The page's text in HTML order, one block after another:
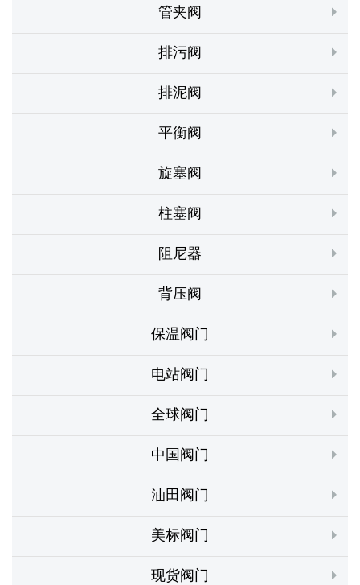
管夹阀
排污阀
排泥阀
平衡阀
旋塞阀
柱塞阀
阻尼器
背压阀
保温阀门
电站阀门
全球阀门
中国阀门
油田阀门
美标阀门
现货阀门